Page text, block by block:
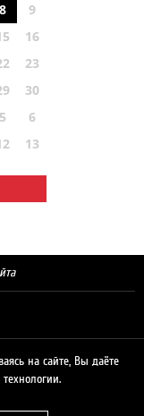
8
9
16
23
30
5
6
13
на сайте, Вы даёте